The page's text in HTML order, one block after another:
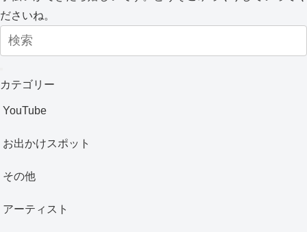
ださいね。
カテゴリー
YouTube
お出かけスポット
その他
アーティスト